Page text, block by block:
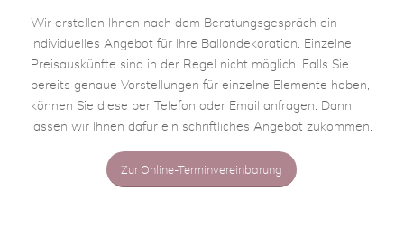
Wir erstellen Ihnen nach dem Beratungsgespräch ein
individuelles Angebot für Ihre Ballondekoration. Einzelne
Preisauskünfte sind in der Regel nicht möglich. Falls Sie
bereits genaue Vorstellungen für einzelne Elemente haben,
können Sie diese per Telefon oder Email anfragen. Dann
lassen wir Ihnen dafür ein schriftliches Angebot zukommen.
Zur Online-Terminvereinbarung